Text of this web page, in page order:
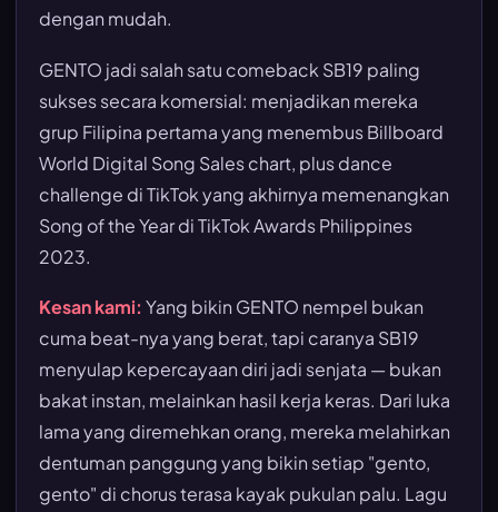
dengan mudah.
GENTO jadi salah satu comeback SB19 paling
sukses secara komersial: menjadikan mereka
grup Filipina pertama yang menembus Billboard
World Digital Song Sales chart, plus dance
challenge di TikTok yang akhirnya memenangkan
Song of the Year di TikTok Awards Philippines
2023.
Kesan kami: Yang bikin GENTO nempel bukan
cuma beat-nya yang berat, tapi caranya SB19
menyulap kepercayaan diri jadi senjata — bukan
bakat instan, melainkan hasil kerja keras. Dari luka
lama yang diremehkan orang, mereka melahirkan
dentuman panggung yang bikin setiap "gento,
gento" di chorus terasa kayak pukulan palu. Lagu